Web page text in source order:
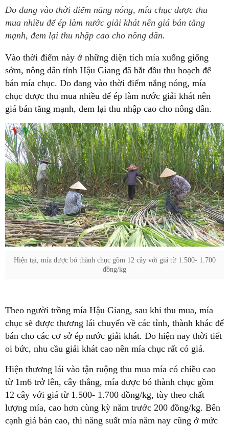
Do đang vào thời điểm nắng nóng, mía chục được thu
mua nhiều để ép làm nước giải khát nên giá bán tăng
mạnh, đem lại thu nhập cao cho nông dân.
Vào thời điểm này ở những diện tích mía xuống giống
sớm, nông dân tỉnh Hậu Giang đã bắt đầu thu hoạch để
bán mía chục. Do đang vào thời điểm nắng nóng, mía
chục được thu mua nhiều để ép làm nước giải khát nên
giá bán tăng mạnh, đem lại thu nhập cao cho nông dân.
Hiện tại, mía được bó thành chục gồm 12 cây với giá từ 1.500- 1.700
đồng/kg
Theo người trồng mía Hậu Giang, sau khi thu mua, mía
chục sẽ được thương lái chuyển về các tỉnh, thành khác để
bán cho các cơ sở ép nước giải khát. Do hiện nay thời tiết
oi bức, nhu cầu giải khát cao nên mía chục rất có giá.
Hiện thương lái vào tận ruộng thu mua mía có chiều cao
từ 1m6 trở lên, cây thẳng, mía được bó thành chục gồm
12 cây với giá từ 1.500- 1.700 đồng/kg, tùy theo chất
lượng mía, cao hơn cùng kỳ năm trước 200 đồng/kg. Bên
cạnh giá bán cao, thì năng suất mía năm nay cũng ở mức